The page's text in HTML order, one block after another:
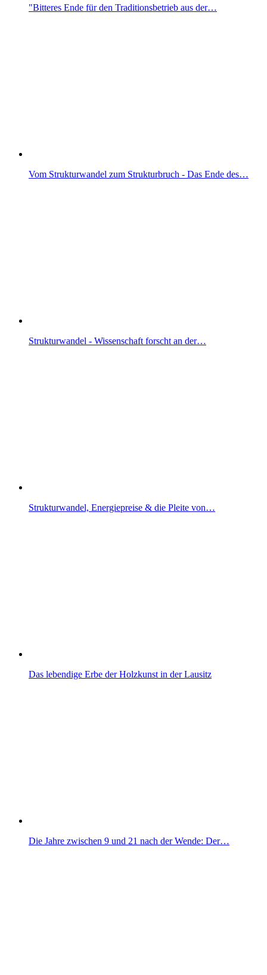
"Bitteres Ende für den Traditionsbetrieb aus der…
Vom Strukturwandel zum Strukturbruch - Das Ende des…
Strukturwandel - Wissenschaft forscht an der…
Strukturwandel, Energiepreise & die Pleite von…
Das lebendige Erbe der Holzkunst in der Lausitz
Die Jahre zwischen 9 und 21 nach der Wende: Der…